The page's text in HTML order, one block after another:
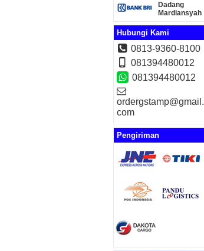
Dadang
Mardiansyah
Hubungi Kami
0813-9360-8100
081394480012
081394480012
ordergstamp@gmail.
com
Pengiriman